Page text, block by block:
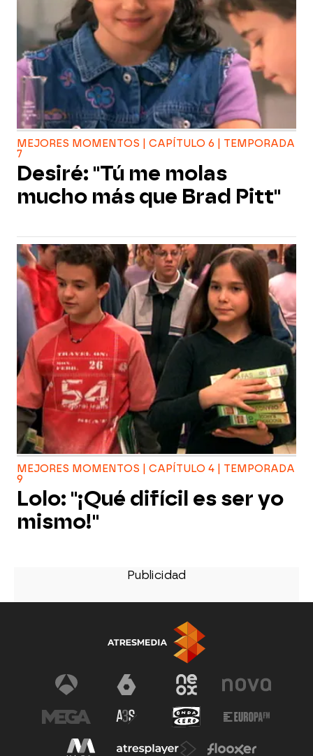
MEJORES MOMENTOS | CAPÍTULO 6 | TEMPORADA
7
Desiré: "Tú me molas
mucho más que Brad Pitt"
MEJORES MOMENTOS | CAPÍTULO 4 | TEMPORADA
9
Lolo: "¡Qué difícil es ser yo
mismo!"